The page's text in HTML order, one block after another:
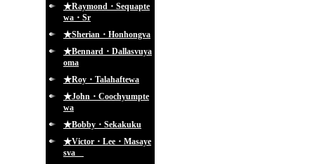
★Raymond・Sequapte
wa・Sr
★Sherian・Honhongva
★Bennard・Dallasvuya
oma
★Roy・Talahaftewa
★John・Coochyumpte
wa
★Bobby・Sekakuku
★Victor・Lee・Masaye
sva